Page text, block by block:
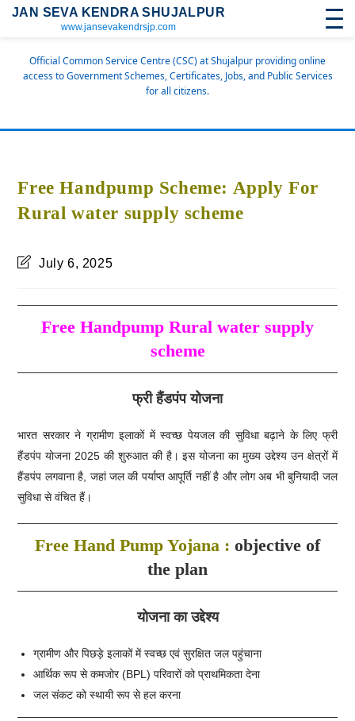
JAN SEVA KENDRA SHUJALPUR
www.jansevakendrsjp.com
Official Common Service Centre (CSC) at Shujalpur providing online
access to Government Schemes, Certificates, Jobs, and Public Services
for all citizens.
Free Handpump Scheme: Apply For
Rural water supply scheme
July 6, 2025
Free Handpump Rural water supply
scheme
फ्री हैंडपंप योजना
भारत सरकार ने ग्रामीण इलाकों में स्वच्छ पेयजल की सुविधा बढ़ाने के लिए फ्री
हैंडपंप योजना 2025 की शुरुआत की है। इस योजना का मुख्य उद्देश्य उन क्षेत्रों में
हैंडपंप लगवाना है, जहां जल की पर्याप्त आपूर्ति नहीं है और लोग अब भी बुनियादी जल
सुविधा से वंचित हैं।
Free Hand Pump Yojana : objective of
the plan
योजना का उद्देश्य
ग्रामीण और पिछड़े इलाकों में स्वच्छ एवं सुरक्षित जल पहुंचाना
आर्थिक रूप से कमजोर (BPL) परिवारों को प्राथमिकता देना
जल संकट को स्थायी रूप से हल करना